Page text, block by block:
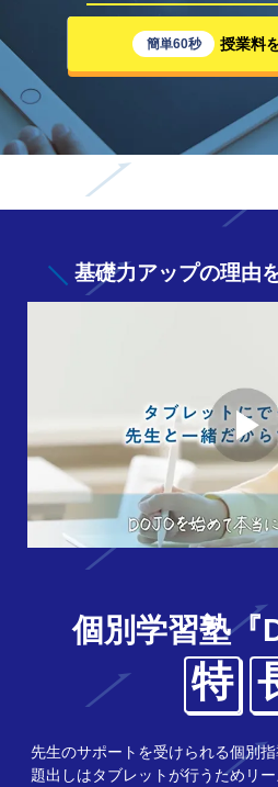
簡単60秒 授業料
基礎力アップの理由
個別学習塾『
特
先生のサポートを受けられる個別
題出しはタブレットが行うためリ